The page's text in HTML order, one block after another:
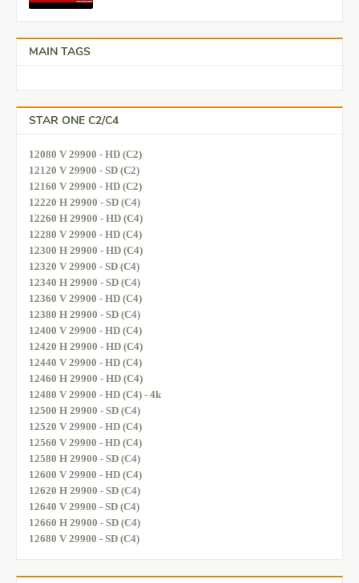
MAIN TAGS
STAR ONE C2/C4
12080 V 29900 - HD (C2)
12120 V 29900 - SD (C2)
12160 V 29900 - HD (C2)
12220 H 29900 - SD (C4)
12260 H 29900 - HD (C4)
12280 V 29900 - HD (C4)
12300 H 29900 - HD (C4)
12320 V 29900 - SD (C4)
12340 H 29900 - SD (C4)
12360 V 29900 - HD (C4)
12380 H 29900 - SD (C4)
12400 V 29900 - HD (C4)
12420 H 29900 - HD (C4)
12440 V 29900 - HD (C4)
12460 H 29900 - HD (C4)
12480 V 29900 - HD (C4) - 4k
12500 H 29900 - SD (C4)
12520 V 29900 - HD (C4)
12560 V 29900 - HD (C4)
12580 H 29900 - SD (C4)
12600 V 29900 - HD (C4)
12620 H 29900 - SD (C4)
12640 V 29900 - SD (C4)
12660 H 29900 - SD (C4)
12680 V 29900 - SD (C4)